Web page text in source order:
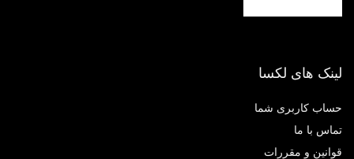
لینک های لکسا
حساب کاربری شما
تماس با ما
قوانین و مقررات